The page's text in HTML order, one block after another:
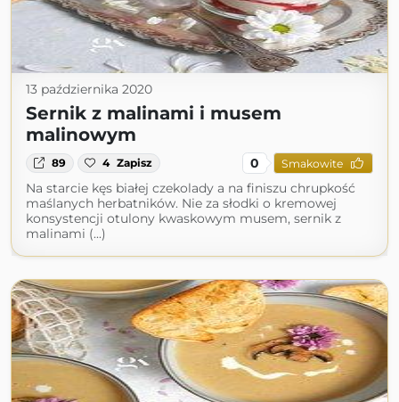
13 października 2020
Sernik z malinami i musem
malinowym
89 4 Zapisz 0 Smakowite
Na starcie kęs białej czekolady a na finiszu chrupkość
maślanych herbatników. Nie za słodki o kremowej
konsystencji otulony kwaskowym musem, sernik z
malinami (...)